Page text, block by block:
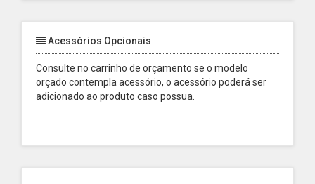
Acessórios Opcionais
Consulte no carrinho de orçamento se o modelo
orçado contempla acessório, o acessório poderá ser
adicionado ao produto caso possua.